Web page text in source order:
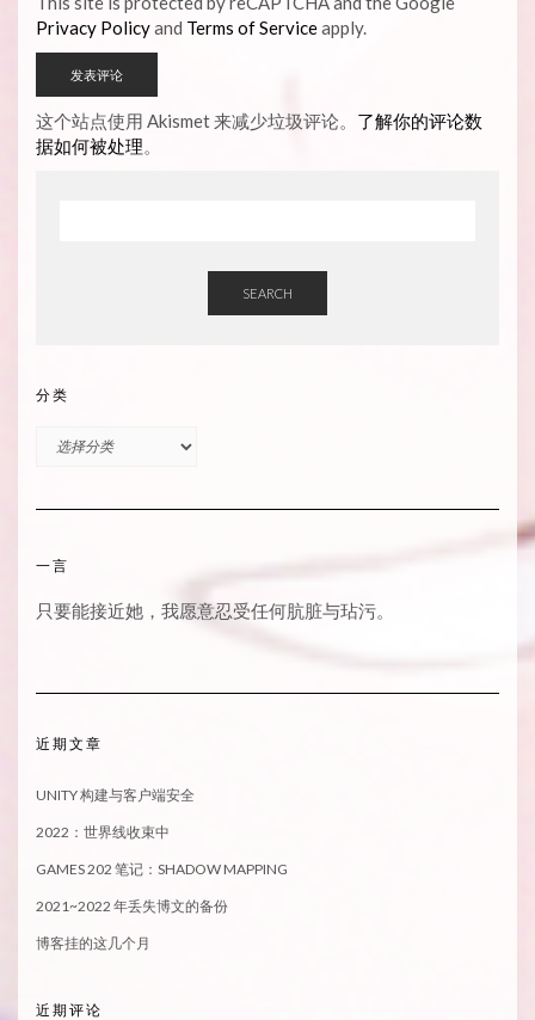
Privacy Policyand Terms of Serviceapply.
这个站点使用 Akismet 来减少垃圾评论。 了解你的评论数
据如何被处理。
SEARCH
分类
一言
只要能接近她，我愿意忍受任何肮脏与玷污。
近期文章
UNITY 构建与客户端安全
2022：世界线收束中
GAMES 202 笔记：SHADOW MAPPING
2021~2022 年丢失博文的备份
博客挂的这几个月
近期评论